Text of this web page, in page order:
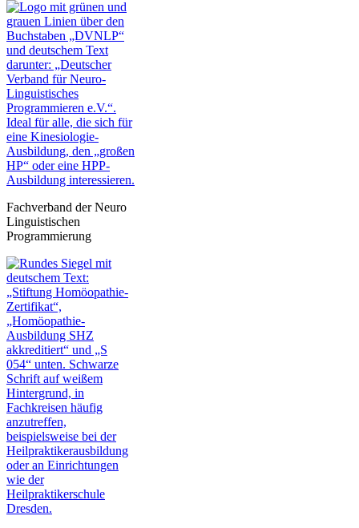
Fachverband der Neuro
Linguistischen
Programmierung